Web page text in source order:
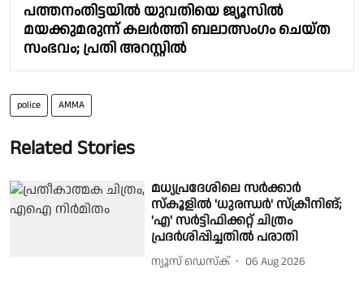
പത്തനംതിട്ടയിൽ യുവതിയെ ജ്യൂസിൽ
മയക്കുമരുന്ന് കലർത്തി ബലാത്സം​ഗം ചെയ്ത
സംഭവം; പ്രതി അറസ്റ്റിൽ
police AMMA
Related Stories
മധ്യപ്രദേശിലെ സർക്കാർ
സ്കൂളിൽ 'ധുരന്ധർ' സ്ക്രീനിങ്;
'എ' സർട്ടിഫിക്കറ്റ് ചിത്രം
പ്രദർശിപ്പിച്ചതിൽ പരാതി
ന്യൂസ് ഡെസ്ക് 06 Aug 2026